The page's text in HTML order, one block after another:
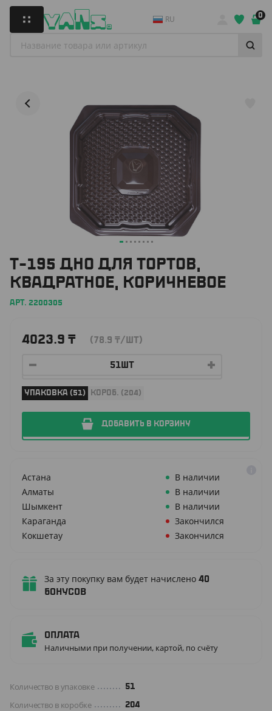
RU 0
Т-195 ДНО ДЛЯ ТОРТОВ,
КВАДРАТНОЕ, КОРИЧНЕВОЕ
АРТ. 2200305
4023.9 ₸ (78.9 ₸/ШТ)
УПАКОВКА (51) КОРОБ. (204)
ДОБАВИТЬ В КОРЗИНУ
Астана
В наличии
Алматы
В наличии
Шымкент
В наличии
Караганда
Закончился
Кокшетау
Закончился
За эту покупку вам будет начислено 40
бонусов
Оплата
Наличными при получении, картой, по счёту
Количество в упаковке 51
Количество в коробке 204